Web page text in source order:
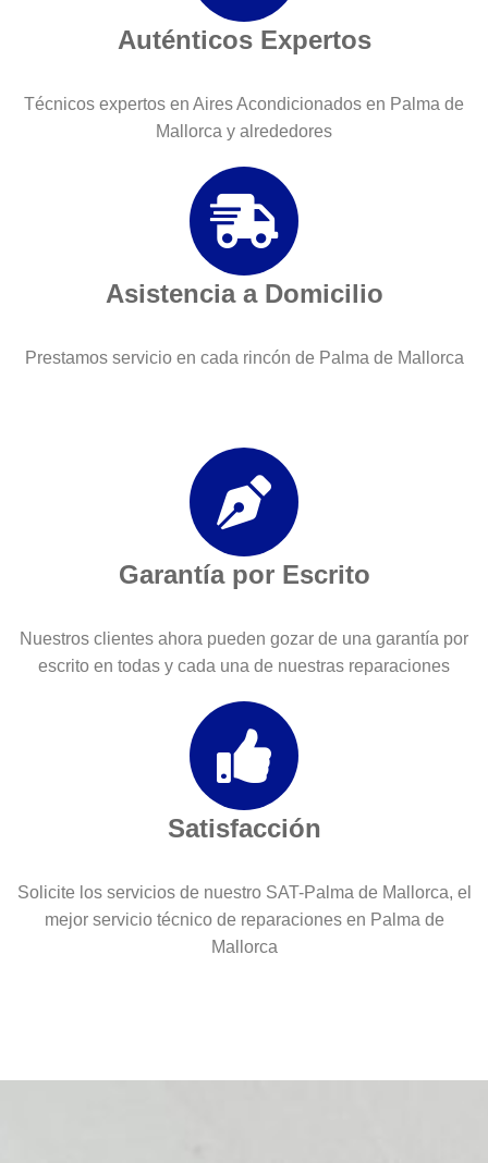
Auténticos Expertos
Técnicos expertos en Aires Acondicionados en Palma de
Mallorca y alrededores
Asistencia a Domicilio
Prestamos servicio en cada rincón de Palma de Mallorca
Garantía por Escrito
Nuestros clientes ahora pueden gozar de una garantía por
escrito en todas y cada una de nuestras reparaciones
Satisfacción
Solicite los servicios de nuestro SAT-Palma de Mallorca, el
mejor servicio técnico de reparaciones en Palma de
Mallorca